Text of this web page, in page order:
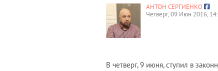
АНТОН СЕРГИЕНКО
Четверг, 09 Июн 2016,
В четверг, 9 июня, ступил в